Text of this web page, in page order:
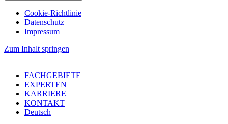
Cookie-Richtlinie
Datenschutz
Impressum
Zum Inhalt springen
FACHGEBIETE
EXPERTEN
KARRIERE
KONTAKT
Deutsch